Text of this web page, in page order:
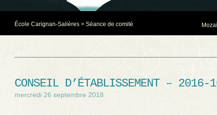
École Carignan-Salières > Séance de comité
CONSEIL D’ÉTABLISSEMENT – 2016-
mercredi 26 septembre 2018